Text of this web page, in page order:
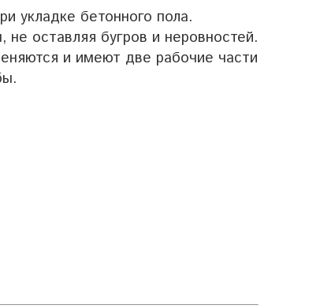
укладке бетонного пола.
оставляя бугров и неровностей.
и имеют две рабочие части